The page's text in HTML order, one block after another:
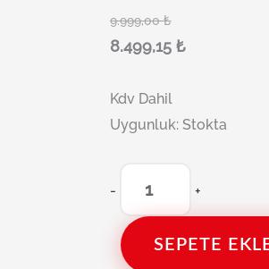
9.999,00₺
8.499,15₺
Kdv Dahil
Uygunluk: Stokta
- +
SEPETE